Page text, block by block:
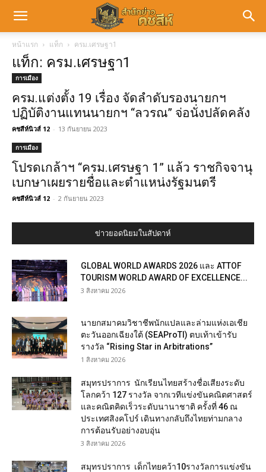
หน้าแรก แท็ก ครม.เศรษฐา1
แท็ก: ครม.เศรษฐา1
การเมือง
ครม.แต่งตั้ง 19 เรื่อง จัดลำดับรองนายกฯ
ปฏิบัติงานแทนนายกฯ “ลวรณ” จ่อนั่งปลัดคลัง
คชสีห์นิวส์ 12 - 13 กันยายน 2023
การเมือง
โปรดเกล้าฯ “ครม.เศรษฐา 1” แล้ว ราชกิจจานุ
เบกษาเผยรายชื่อและตำแหน่งรัฐมนตรี
คชสีห์นิวส์ 12 - 2 กันยายน 2023
ข่าวยอดนิยมในสัปดาห์
GLOBAL WORLD AWARDS 2026 และ ATTOF
TOURISM WORLD AWARD OF EXCELLENCE...
3 สิงหาคม 2026
นายกสมาคมวิชาชีพนักแปลและล่ามแห่งเอเชีย
ตะวันออกเฉียงใต้ (SEAProTI) ตบเท้าเข้ารับ
รางวัล “Rising Star in Arbitrations”
1 สิงหาคม 2026
สมุทรปราการ นักเรียนไทยสร้างชื่อเสียงระดับ
โลกคว้า 127 รางวัล จากเวทีแข่งขันคณิตศาสตร์
และคณิตคิดเร็วระดับนานาชาติ ครั้งที่ 46 ณ
ประเทศสิงคโปร์ เดินทางกลับถึงไทยท่ามกลาง
การต้อนรับอย่างอบอุ่น
3 สิงหาคม 2026
สมุทรปราการ เด็กไทยคว้า10รางวัลการแข่งขัน